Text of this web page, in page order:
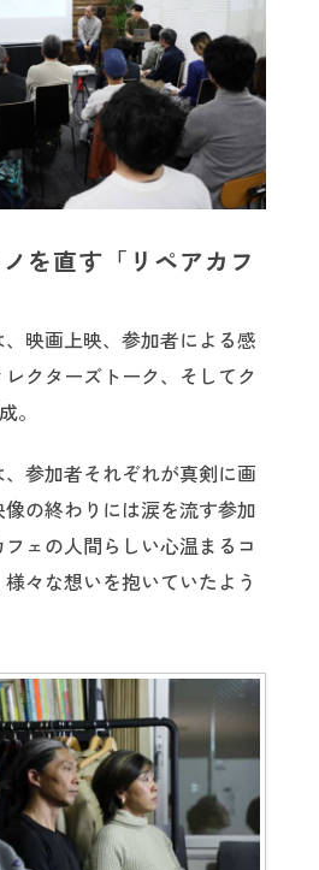
を直す「リペアカフ
映画上映、参加者による感
クターズトーク、そしてク
。
参加者それぞれが真剣に画
の終わりには涙を流す参加
ェの人間らしい心温まるコ
々な想いを抱いていたよう